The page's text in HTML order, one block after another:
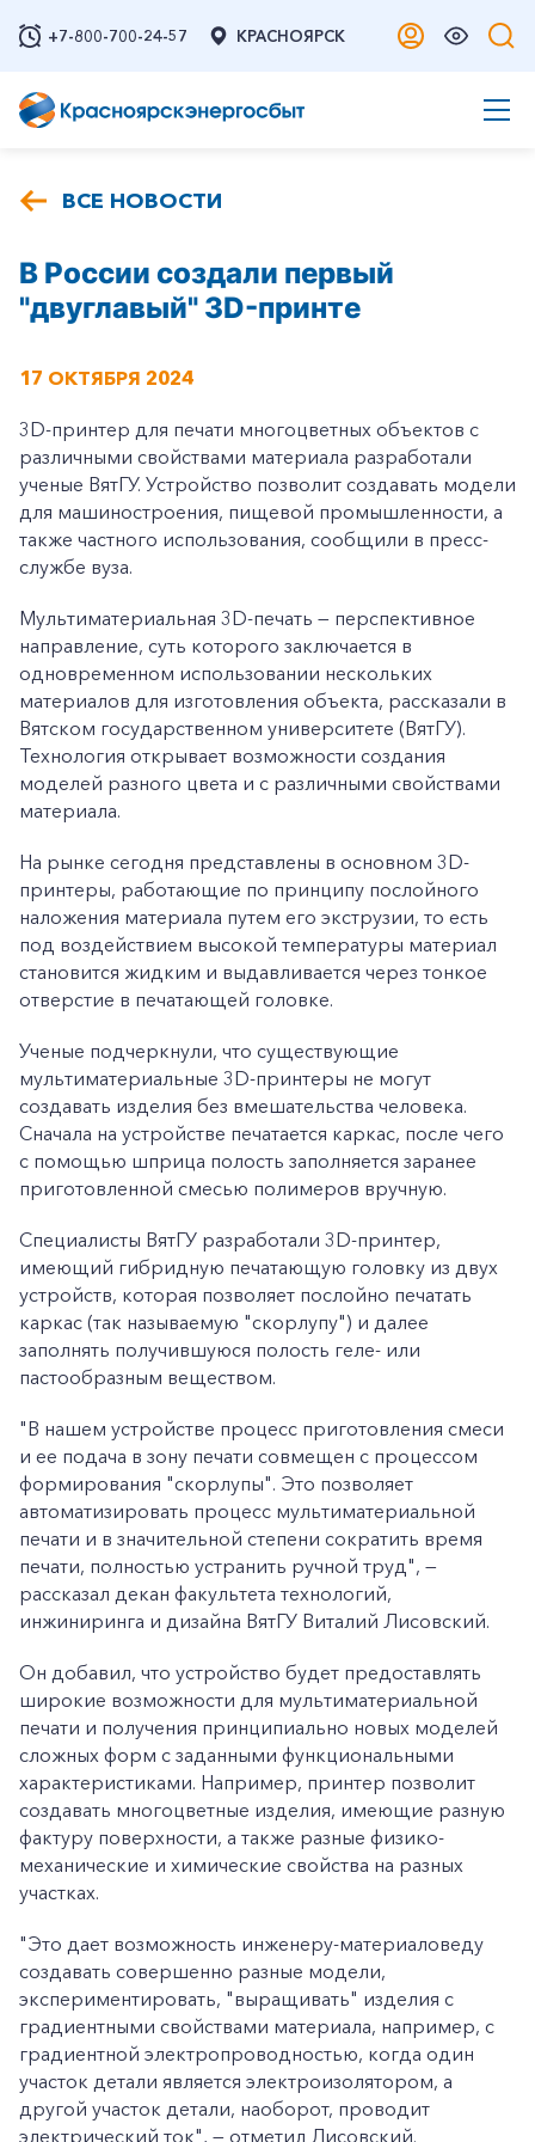
+7-800-700-24-57 КРАСНОЯРСК
ВСЕ НОВОСТИ
В России создали первый
"двуглавый" 3D-принте
17 ОКТЯБРЯ 2024
3D-принтер для печати многоцветных объектов с
различными свойствами материала разработали
ученые ВятГУ. Устройство позволит создавать модели
для машиностроения, пищевой промышленности, а
также частного использования, сообщили в пресс-
службе вуза.
Мультиматериальная 3D-печать — перспективное
направление, суть которого заключается в
одновременном использовании нескольких
материалов для изготовления объекта, рассказали в
Вятском государственном университете (ВятГУ).
Технология открывает возможности создания
моделей разного цвета и с различными свойствами
материала.
На рынке сегодня представлены в основном 3D-
принтеры, работающие по принципу послойного
наложения материала путем его экструзии, то есть
под воздействием высокой температуры материал
становится жидким и выдавливается через тонкое
отверстие в печатающей головке.
Ученые подчеркнули, что существующие
мультиматериальные 3D-принтеры не могут
создавать изделия без вмешательства человека.
Сначала на устройстве печатается каркас, после чего
с помощью шприца полость заполняется заранее
приготовленной смесью полимеров вручную.
Специалисты ВятГУ разработали 3D-принтер,
имеющий гибридную печатающую головку из двух
устройств, которая позволяет послойно печатать
каркас (так называемую "скорлупу") и далее
заполнять получившуюся полость геле- или
пастообразным веществом.
"В нашем устройстве процесс приготовления смеси
и ее подача в зону печати совмещен с процессом
формирования "скорлупы". Это позволяет
автоматизировать процесс мультиматериальной
печати и в значительной степени сократить время
печати, полностью устранить ручной труд", —
рассказал декан факультета технологий,
инжиниринга и дизайна ВятГУ Виталий Лисовский.
Он добавил, что устройство будет предоставлять
широкие возможности для мультиматериальной
печати и получения принципиально новых моделей
сложных форм с заданными функциональными
характеристиками. Например, принтер позволит
создавать многоцветные изделия, имеющие разную
фактуру поверхности, а также разные физико-
механические и химические свойства на разных
участках.
"Это дает возможность инженеру-материаловеду
создавать совершенно разные модели,
экспериментировать, "выращивать" изделия с
градиентными свойствами материала, например, с
градиентной электропроводностью, когда один
участок детали является электроизолятором, а
другой участок детали, наоборот, проводит
электрический ток", — отметил Лисовский.